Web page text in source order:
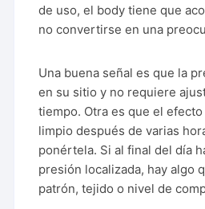
de uso, el body tiene que
no convertirse en una
Una buena señal es que la
en su sitio y no requiere
tiempo. Otra es que el
limpio después de varias
ponértela. Si al final del día
presión localizada, hay algo
patrón, tejido o nivel de